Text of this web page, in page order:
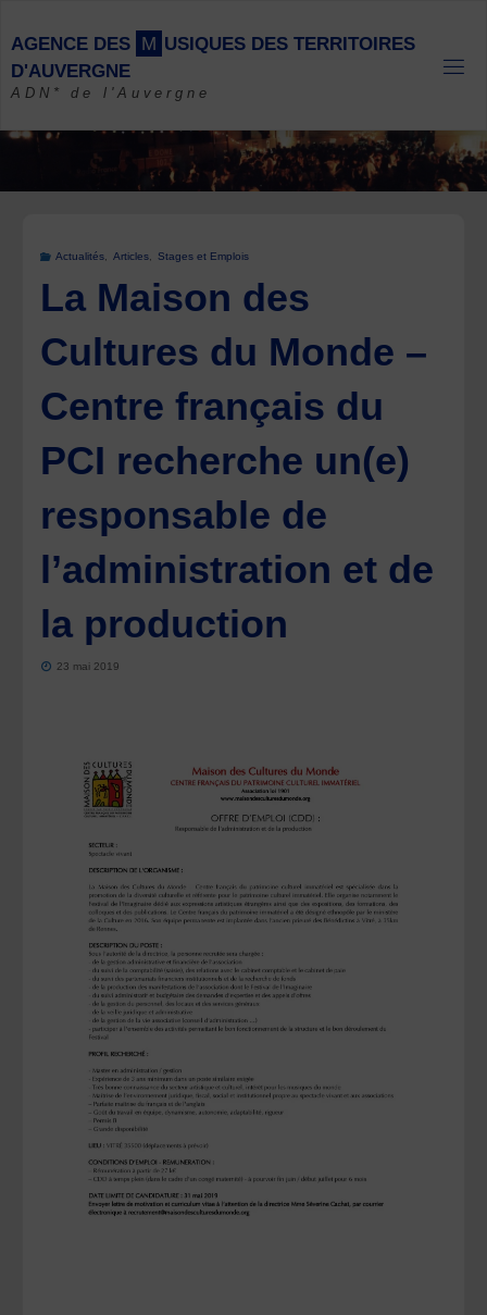
content
AGENCE DES M USIQUES DES TERRITOIRES
D'AUVERGNE
ADN* de l'Auvergne
Actualités Articles Stages et Emplois
La Maison des
Cultures du Monde –
Centre français du
PCI recherche un(e)
responsable de
l’administration et de
la production
23 mai 2019